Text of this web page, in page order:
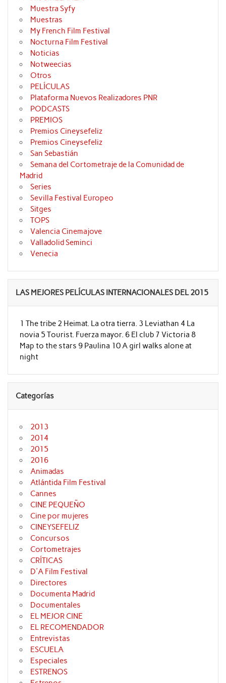
Muestra Syfy
Muestras
My French Film Festival
Nocturna Film Festival
Noticias
Notweecias
Otros
PELÍCULAS
Plataforma Nuevos Realizadores PNR
PODCASTS
PREMIOS
Premios Cineysefeliz
Premios Cineysefeliz
San Sebastián
Semana del Cortometraje de la Comunidad de
Madrid
Series
Sevilla Festival Europeo
Sitges
TOPS
Valencia Cinemajove
Valladolid Seminci
Venecia
LAS MEJORES PELÍCULAS INTERNACIONALES DEL 2015
1 The tribe 2 Heimat. La otra tierra. 3 Leviathan 4 La
novia 5 Tourist. Fuerza mayor. 6 El club 7 Victoria 8
Map to the stars 9 Paulina 10 A girl walks alone at
night
Categorías
2013
2014
2015
2016
Animadas
Atlántida Film Festival
Cannes
CINE PEQUEÑO
Cine por mujeres
CINEYSEFELIZ
Concursos
Cortometrajes
CRÍTICAS
D'A Film Festival
Directores
Documenta Madrid
Documentales
EL MEJOR CINE
EL RECOMENDADOR
Entrevistas
ESCUELA
Especiales
ESTRENOS